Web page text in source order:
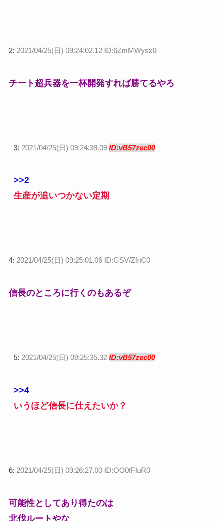
2: 2021/04/25(日) 09:24:02.12 ID:6ZmMWysx0
チート超兵器を一杯開発すれば勝てるやろ
3: 2021/04/25(日) 09:24:39.09 ID:vB57zec00
>>2
生産が追いつかない定期
4: 2021/04/25(日) 09:25:01.06 ID:GSV/ZfnC0
信長のところに行くのもあるぞ
5: 2021/04/25(日) 09:25:35.32 ID:vB57zec00
>>4
いうほど信長に仕えたいか？
6: 2021/04/25(日) 09:26:27.00 ID:OO0fFIuR0
可能性としてあり得たのは
北伐ルートやな